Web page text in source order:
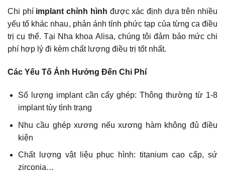
Chi phí implant chỉnh hình được xác định dựa trên nhiều
yếu tố khác nhau, phản ánh tính phức tạp của từng ca điều
trị cụ thể. Tại Nha khoa Alisa, chúng tôi đảm bảo mức chi
phí hợp lý đi kèm chất lượng điều trị tốt nhất.
Các Yếu Tố Ảnh Hưởng Đến Chi Phí
Số lượng implant cần cấy ghép: Thông thường từ 1-8
implant tùy tình trạng
Nhu cầu ghép xương nếu xương hàm không đủ điều
kiện
Chất lượng vật liệu phục hình: titanium cao cấp, sứ
zirconia…